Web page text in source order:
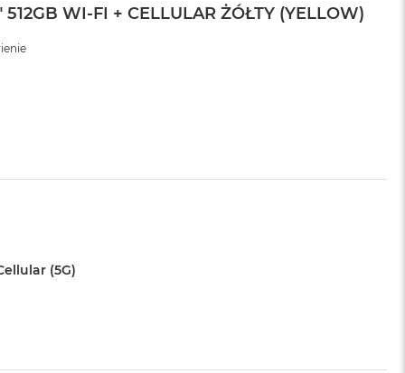
512GB WI-FI + CELLULAR ŻÓŁTY (YELLOW)
(5G)